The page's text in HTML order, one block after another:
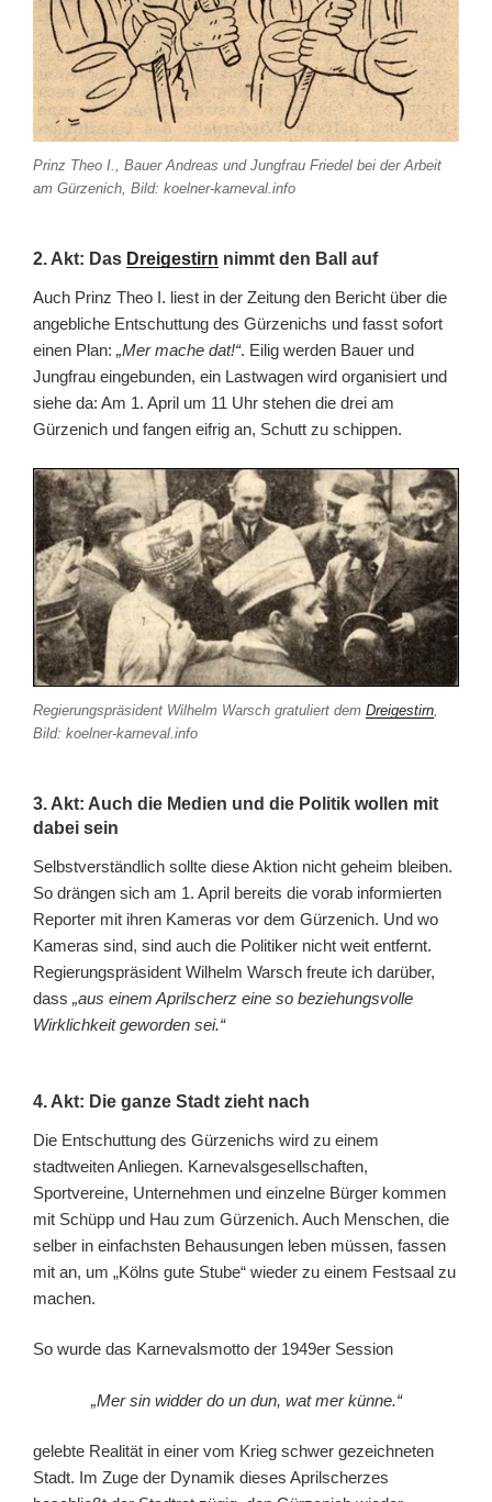
Prinz Theo I., Bauer Andreas und Jungfrau Friedel bei der Arbeit
am Gürzenich, Bild: koelner-karneval.info
2. Akt: Das Dreigestirn nimmt den Ball auf
Auch Prinz Theo I. liest in der Zeitung den Bericht über die
angebliche Entschuttung des Gürzenichs und fasst sofort
einen Plan: „Mer mache dat!“. Eilig werden Bauer und
Jungfrau eingebunden, ein Lastwagen wird organisiert und
siehe da: Am 1. April um 11 Uhr stehen die drei am
Gürzenich und fangen eifrig an, Schutt zu schippen.
Regierungspräsident Wilhelm Warsch gratuliert dem Dreigestirn
Bild: koelner-karneval.info
3. Akt: Auch die Medien und die Politik wollen mit
dabei sein
Selbstverständlich sollte diese Aktion nicht geheim bleiben.
So drängen sich am 1. April bereits die vorab informierten
Reporter mit ihren Kameras vor dem Gürzenich. Und wo
Kameras sind, sind auch die Politiker nicht weit entfernt.
Regierungspräsident Wilhelm Warsch freute ich darüber,
dass „aus einem Aprilscherz eine so beziehungsvolle
Wirklichkeit geworden sei.“
4. Akt: Die ganze Stadt zieht nach
Die Entschuttung des Gürzenichs wird zu einem
stadtweiten Anliegen. Karnevalsgesellschaften,
Sportvereine, Unternehmen und einzelne Bürger kommen
mit Schüpp und Hau zum Gürzenich. Auch Menschen, die
selber in einfachsten Behausungen leben müssen, fassen
mit an, um „Kölns gute Stube“ wieder zu einem Festsaal zu
machen.
So wurde das Karnevalsmotto der 1949er Session
„Mer sin widder do un dun, wat mer künne.“
gelebte Realität in einer vom Krieg schwer gezeichneten
Stadt. Im Zuge der Dynamik dieses Aprilscherzes